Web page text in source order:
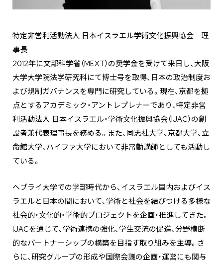
特定非営利活動法人 日本イスラエル学術文化振興協会 理
事長
2012年に文部科学省（MEXT）の奨学金を受けて来日し、大阪
大学大学院法学研究科にて博士号を取得、日本の政治制度お
よび規制ガバナンスを専門に研究している。現在、京都を拠
点とするアカデミック・アントレプレナーであり、特定非営
利活動法人 日本イスラエル・学術文化振興協会（IJAC）の創
設者兼代表理事長を務める。また、同志社大学、京都大学、立
命館大学、ハイファ大学において非常勤講師としても活動し
ている。
ヘブライ大学での学部時代から、イスラエル国内およびイス
ラエルと日本の間において、学術と社会を結びつける多様な
社会的・文化的・学術的プロジェクトを企画・推進してきた。
IJACを通じて、学術連携の強化、学生交流の促進、分野横断
的なパートナーシップの構築を目指す取り組みを主導。さ
らに、研究グループの形成や国際会議の企画・運営にも関与